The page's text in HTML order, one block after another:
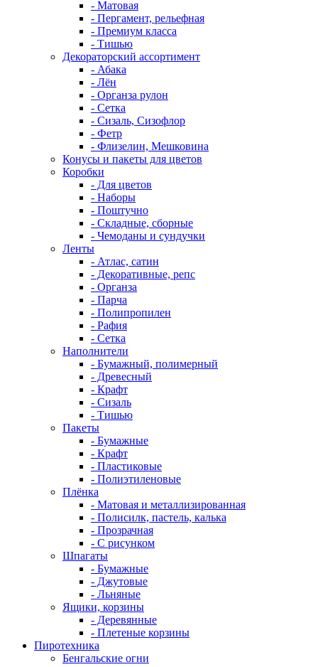
- Матовая
- Пергамент, рельефная
- Премиум класса
- Тишью
Декораторский ассортимент
- Абака
- Лён
- Органза рулон
- Сетка
- Сизаль, Сизофлор
- Фетр
- Флизелин, Мешковина
Конусы и пакеты для цветов
Коробки
- Для цветов
- Наборы
- Поштучно
- Складные, сборные
- Чемоданы и сундучки
Ленты
- Атлас, сатин
- Декоративные, репс
- Органза
- Парча
- Полипропилен
- Рафия
- Сетка
Наполнители
- Бумажный, полимерный
- Древесный
- Крафт
- Сизаль
- Тишью
Пакеты
- Бумажные
- Крафт
- Пластиковые
- Полиэтиленовые
Плёнка
- Матовая и металлизированная
- Полисилк, пастель, калька
- Прозрачная
- С рисунком
Шпагаты
- Бумажные
- Джутовые
- Льняные
Ящики, корзины
- Деревянные
- Плетеные корзины
Пиротехника
Бенгальские огни